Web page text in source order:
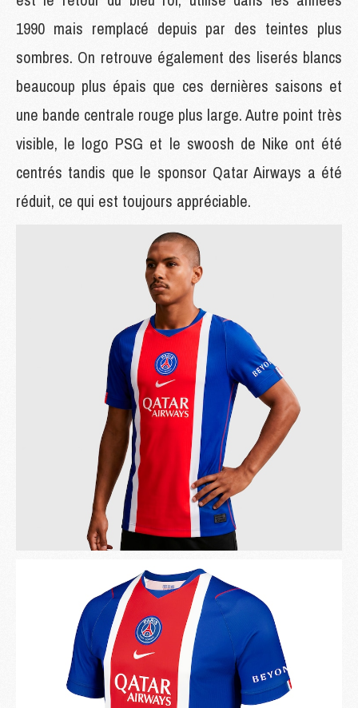
1990 mais remplacé depuis par des teintes plus
sombres. On retrouve également des liserés blancs
beaucoup plus épais que ces dernières saisons et
une bande centrale rouge plus large. Autre point très
visible, le logo PSG et le swoosh de Nike ont été
centrés tandis que le sponsor Qatar Airways a été
réduit, ce qui est toujours appréciable.